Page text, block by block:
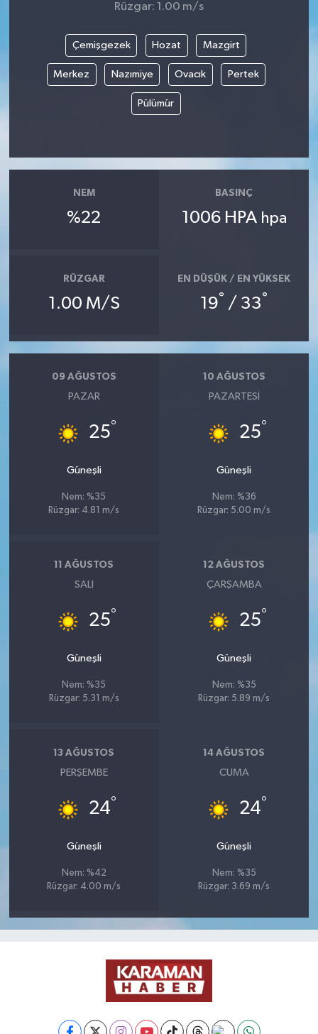
Rüzgar: 1.00 m/s
Çemişgezek Hozat Mazgirt
Merkez Nazımiye Ovacık Pertek
Pülümür
NEM
%22
BASINÇ
1006 HPA hpa
RÜZGAR
1.00 M/S
EN DÜŞÜK / EN YÜKSEK
19° / 33°
09 AĞUSTOS
PAZAR
25°
Güneşli
Nem: %35
Rüzgar: 4.81 m/s
10 AĞUSTOS
PAZARTESI
25°
Güneşli
Nem: %36
Rüzgar: 5.00 m/s
11 AĞUSTOS
SALI
25°
Güneşli
Nem: %35
Rüzgar: 5.31 m/s
12 AĞUSTOS
ÇARŞAMBA
25°
Güneşli
Nem: %35
Rüzgar: 5.89 m/s
13 AĞUSTOS
PERŞEMBE
24°
Güneşli
Nem: %42
Rüzgar: 4.00 m/s
14 AĞUSTOS
CUMA
24°
Güneşli
Nem: %35
Rüzgar: 3.69 m/s